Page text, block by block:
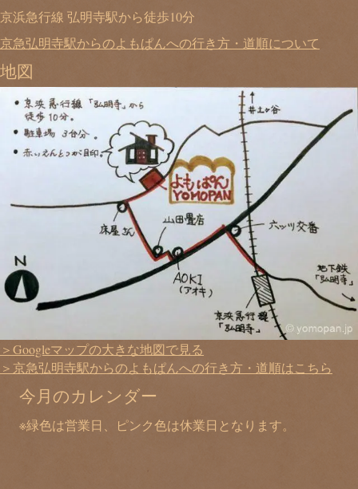
京浜急行線 弘明寺駅から徒歩10分
京急弘明寺駅からのよもぱんへの行き方・道順について
地図
＞Googleマップの大きな地図で見る
＞京急弘明寺駅からのよもぱんへの行き方・道順はこちら
今月のカレンダー
※緑色は営業日、ピンク色は休業日となります。